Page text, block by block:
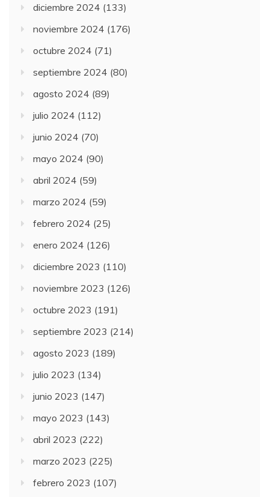
diciembre 2024 (133)
noviembre 2024 (176)
octubre 2024 (71)
septiembre 2024 (80)
agosto 2024 (89)
julio 2024 (112)
junio 2024 (70)
mayo 2024 (90)
abril 2024 (59)
marzo 2024 (59)
febrero 2024 (25)
enero 2024 (126)
diciembre 2023 (110)
noviembre 2023 (126)
octubre 2023 (191)
septiembre 2023 (214)
agosto 2023 (189)
julio 2023 (134)
junio 2023 (147)
mayo 2023 (143)
abril 2023 (222)
marzo 2023 (225)
febrero 2023 (107)